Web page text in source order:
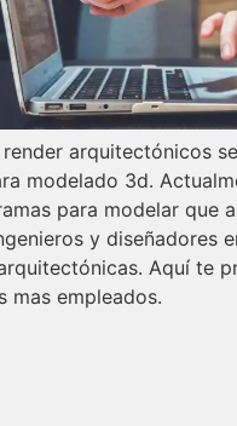
arquitectónicos
modelado 3d.
para modelar que
y diseñadores
Aquí te
mas empleados.